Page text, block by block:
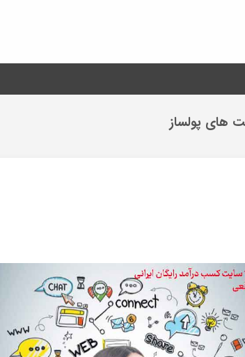
های پولساز